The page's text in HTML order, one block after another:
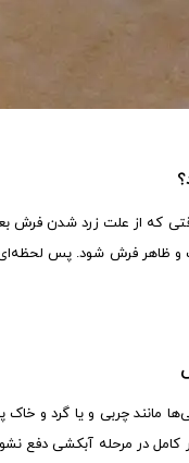
وقتی که از علت زرد شدن
و ظاهر فرش شود. پس
مانند چربی و یا گرد و
کامل در مرحله آبکشی